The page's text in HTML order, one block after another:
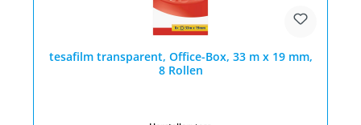
tesafilm transparent, Office-Box, 33 m x 19 mm,
8 Rollen